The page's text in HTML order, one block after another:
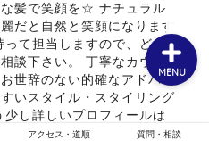
な髪で笑顔を☆ ナチュラル
だと自然と笑顔になります
て担当しますので、どん
談下さい。 丁寧なカウン
世辞のない的確なアドバイ
いスタイル・スタイリング
し詳しいプロフィールは
アクセス・道順 質問・相談
MENU